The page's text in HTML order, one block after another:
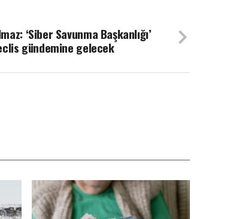
‘Siber Savunma Başkanlığı’
gündemine gelecek